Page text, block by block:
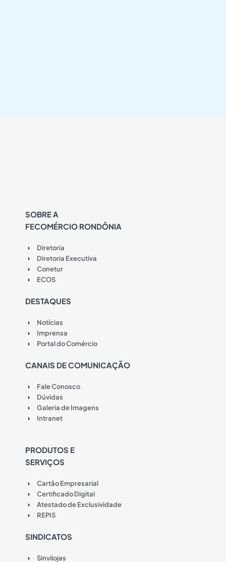
SOBRE A
FECOMÉRCIO RONDÔNIA
Diretoria
Diretoria Executiva
Conetur
ECOS
DESTAQUES
Notícias
Imprensa
Portal do Comércio
CANAIS DE COMUNICAÇÃO
Fale Conosco
Dúvidas
Galeria de Imagens
Intranet
PRODUTOS E
SERVIÇOS
Cartão Empresarial
Certificado Digital
Atestado de Exclusividade
REPIS
SINDICATOS
Sinvilojas